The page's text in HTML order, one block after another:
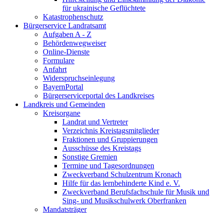
für ukrainische Geflüchtete
Katastrophenschutz
Bürgerservice Landratsamt
Aufgaben A - Z
Behördenwegweiser
Online-Dienste
Formulare
Anfahrt
Widerspruchseinlegung
BayernPortal
Bürgerserviceportal des Landkreises
Landkreis und Gemeinden
Kreisorgane
Landrat und Vertreter
Verzeichnis Kreistagsmitglieder
Fraktionen und Gruppierungen
Ausschüsse des Kreistags
Sonstige Gremien
Termine und Tagesordnungen
Zweckverband Schulzentrum Kronach
Hilfe für das lernbehinderte Kind e. V.
Zweckverband Berufsfachschule für Musik und
Sing- und Musikschulwerk Oberfranken
Mandatsträger